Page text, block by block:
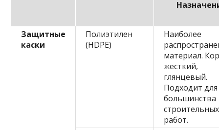
Защитные
каски
Полиэтилен
(HDPE)
Наиболее
материал.
жесткий,
глянцевый.
Подходит для
большинства
строительных
работ.